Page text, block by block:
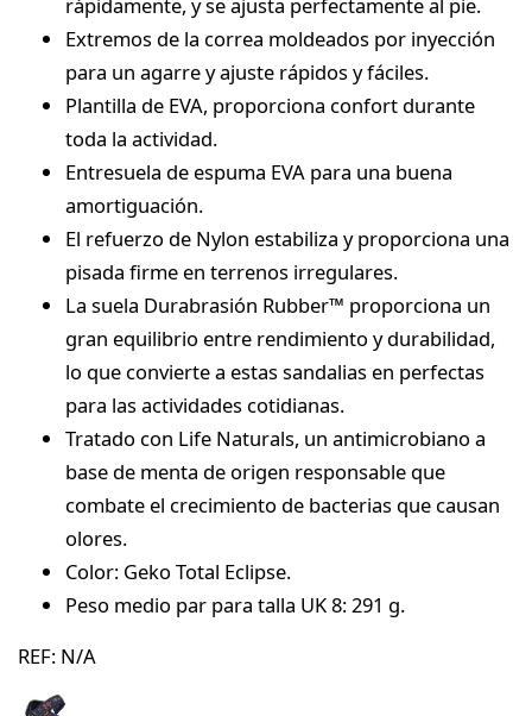
Extremos de la correa moldeados por inyección
para un agarre y ajuste rápidos y fáciles.
Plantilla de EVA, proporciona confort durante
toda la actividad.
Entresuela de espuma EVA para una buena
amortiguación.
El refuerzo de Nylon estabiliza y proporciona una
pisada firme en terrenos irregulares.
La suela Durabrasión Rubber™ proporciona un
gran equilibrio entre rendimiento y durabilidad,
lo que convierte a estas sandalias en perfectas
para las actividades cotidianas.
Tratado con Life Naturals, un antimicrobiano a
base de menta de origen responsable que
combate el crecimiento de bacterias que causan
olores.
Color: Geko Total Eclipse.
Peso medio par para talla UK 8: 291 g.
REF: N/A